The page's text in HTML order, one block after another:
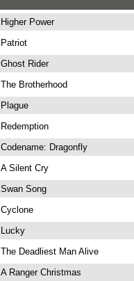
Higher Power
Patriot
Ghost Rider
The Brotherhood
Plague
Redemption
Codename: Dragonfly
A Silent Cry
Swan Song
Cyclone
Lucky
The Deadliest Man Alive
A Ranger Christmas